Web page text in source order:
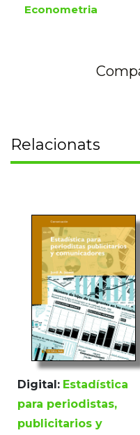
Econometria
Relacionats
Digital: Estadística
para periodistas,
publicitarios y